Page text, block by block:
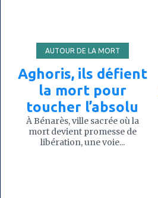
AUTOUR DE LA MORT
Aghoris, ils défient
la mort pour
toucher l’absolu
À Bénarès, ville sacrée où la
mort devient promesse de
libération, une voie...